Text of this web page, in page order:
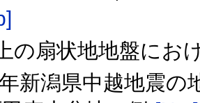
の扇状地地盤にお
新潟県中越地震の